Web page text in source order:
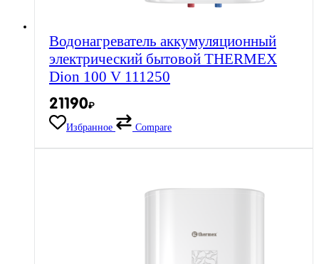
Водонагреватель аккумуляционный
электрический бытовой THERMEX
Dion 100 V 111250
21190₽
Избранное Compare